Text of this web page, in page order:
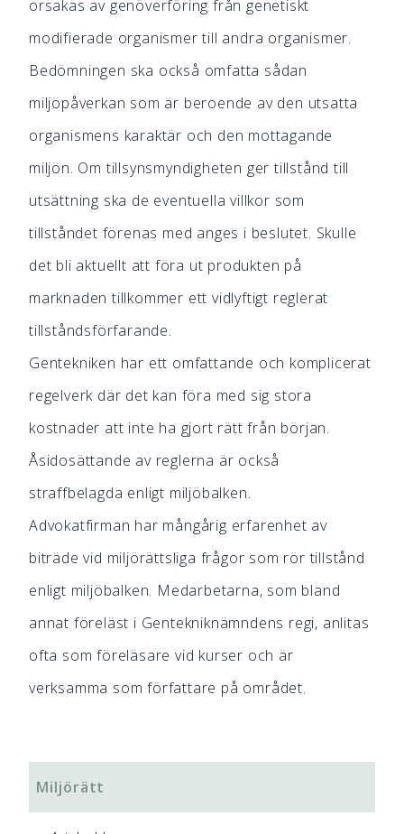
orsakas av genöverföring från genetiskt
modifierade organismer till andra organismer.
Bedömningen ska också omfatta sådan
miljöpåverkan som är beroende av den utsatta
organismens karaktär och den mottagande
miljön. Om tillsynsmyndigheten ger tillstånd till
utsättning ska de eventuella villkor som
tillståndet förenas med anges i beslutet. Skulle
det bli aktuellt att föra ut produkten på
marknaden tillkommer ett vidlyftigt reglerat
tillståndsförfarande.
Gentekniken har ett omfattande och komplicerat
regelverk där det kan föra med sig stora
kostnader att inte ha gjort rätt från början.
Åsidosättande av reglerna är också
straffbelagda enligt miljöbalken.
Advokatfirman har mångårig erfarenhet av
biträde vid miljörättsliga frågor som rör tillstånd
enligt miljöbalken. Medarbetarna, som bland
annat föreläst i Gentekniknämndens regi, anlitas
ofta som föreläsare vid kurser och är
verksamma som författare på området.
Miljörätt